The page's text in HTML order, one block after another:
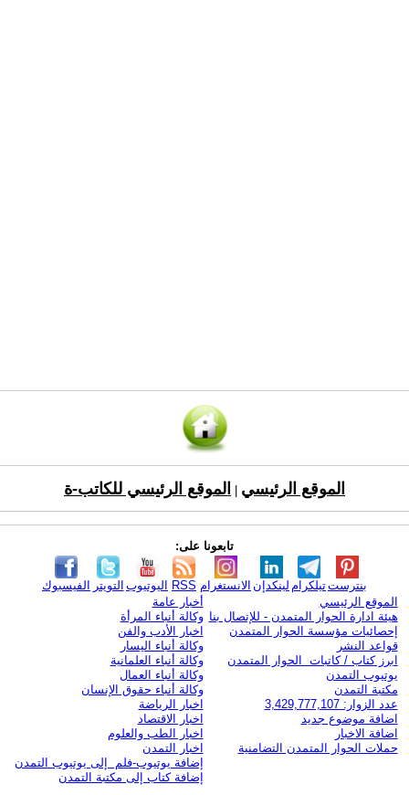
الموقع الرئيسي الموقع الرئيسي للكاتب-ة
تابعونا على:
الفيسبوك التويتر اليوتيوب RSS الانستغرام لينكدإن تيلكرامبنترست
الموقع الرئيسي
هيئة ادارة الحوار المتمدن - للإتصال بنا
إحصائيات مؤسسة الحوار المتمدن
قواعد النشر
ابرز كتاب / كاتبات الحوار المتمدن
يوتيوب التمدن
مكتبة التمدن
عدد الزوار: 3,429,777,107
اضافة موضوع جديد
اضافة الاخبار
حملات الحوار المتمدن التضامنية
أخبار عامة
وكالة أنباء المرأة
اخبار الأدب والفن
وكالة أنباء اليسار
وكالة أنباء العلمانية
وكالة أنباء العمال
وكالة أنباء حقوق الإنسان
اخبار الرياضة
اخبار الاقتصاد
اخبار الطب والعلوم
اخبار التمدن
إضافة يوتيوب-فلم إلى يوتيوب التمدن
إضافة كتاب إلى مكتبة التمدن